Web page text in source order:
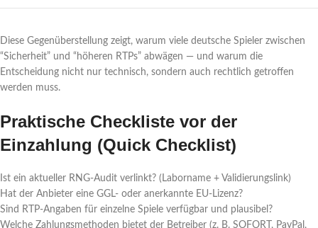
Diese Gegenüberstellung zeigt, warum viele deutsche Spieler zwischen
“Sicherheit” und “höheren RTPs” abwägen — und warum die
Entscheidung nicht nur technisch, sondern auch rechtlich getroffen
werden muss.
Praktische Checkliste vor der
Einzahlung (Quick Checklist)
Ist ein aktueller RNG-Audit verlinkt? (Laborname + Validierungslink)
Hat der Anbieter eine GGL- oder anerkannte EU-Lizenz?
Sind RTP-Angaben für einzelne Spiele verfügbar und plausibel?
Welche Zahlungsmethoden bietet der Betreiber (z. B. SOFORT, PayPal,